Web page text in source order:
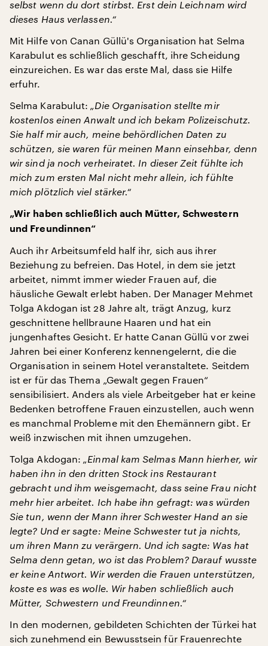
selbst wenn du dort stirbst. Erst dein Leichnam wird
dieses Haus verlassen.“
Mit Hilfe von Canan Güllü's Organisation hat Selma
Karabulut es schließlich geschafft, ihre Scheidung
einzureichen. Es war das erste Mal, dass sie Hilfe
erfuhr.
Selma Karabulut: „Die Organisation stellte mir
kostenlos einen Anwalt und ich bekam Polizeischutz.
Sie half mir auch, meine behördlichen Daten zu
schützen, sie waren für meinen Mann einsehbar, denn
wir sind ja noch verheiratet. In dieser Zeit fühlte ich
mich zum ersten Mal nicht mehr allein, ich fühlte
mich plötzlich viel stärker.“
„Wir haben schließlich auch Mütter, Schwestern
und Freundinnen“
Auch ihr Arbeitsumfeld half ihr, sich aus ihrer
Beziehung zu befreien. Das Hotel, in dem sie jetzt
arbeitet, nimmt immer wieder Frauen auf, die
häusliche Gewalt erlebt haben. Der Manager Mehmet
Tolga Akdogan ist 28 Jahre alt, trägt Anzug, kurz
geschnittene hellbraune Haaren und hat ein
jungenhaftes Gesicht. Er hatte Canan Güllü vor zwei
Jahren bei einer Konferenz kennengelernt, die die
Organisation in seinem Hotel veranstaltete. Seitdem
ist er für das Thema „Gewalt gegen Frauen“
sensibilisiert. Anders als viele Arbeitgeber hat er keine
Bedenken betroffene Frauen einzustellen, auch wenn
es manchmal Probleme mit den Ehemännern gibt. Er
weiß inzwischen mit ihnen umzugehen.
Tolga Akdogan: „Einmal kam Selmas Mann hierher, wir
haben ihn in den dritten Stock ins Restaurant
gebracht und ihm weisgemacht, dass seine Frau nicht
mehr hier arbeitet. Ich habe ihn gefragt: was würden
Sie tun, wenn der Mann ihrer Schwester Hand an sie
legte? Und er sagte: Meine Schwester tut ja nichts,
um ihren Mann zu verärgern. Und ich sagte: Was hat
Selma denn getan, wo ist das Problem? Darauf wusste
er keine Antwort. Wir werden die Frauen unterstützen,
koste es was es wolle. Wir haben schließlich auch
Mütter, Schwestern und Freundinnen.“
In den modernen, gebildeten Schichten der Türkei hat
sich zunehmend ein Bewusstsein für Frauenrechte